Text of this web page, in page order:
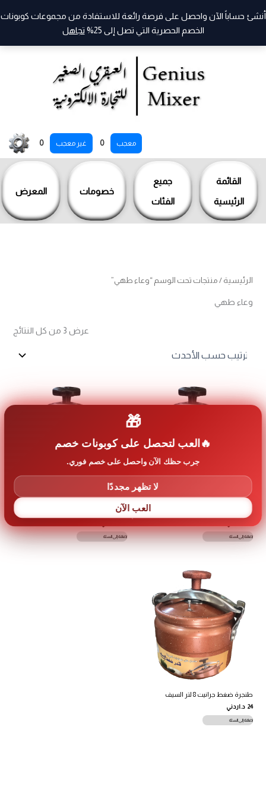
معجب 0 غير معجب 0
القائمة
الرئيسية
جميع
الفئات
خصومات المعرض
أنشئ حساباً الآن واحصل على فرصة رائعة للاستفادة من مجموعات كوبونات
الخصم الحصرية التي تصل إلى 25%
تجاهل
المحتوى
الرئيسية / منتجات تحت الوسم “وعاء طهي”
وعاء طهي
عرض ⁦3⁩ من كل النتائج
طنجرة ضغط المنيوم 25 لتر السيف
إضافة إلى السلة
طنجرة ضغط المنيوم 15 لتر السيف
إضافة إلى السلة
طنجرة ضغط جرانيت 8 لتر السيف
24 د.اردني
إضافة إلى السلة
🎁
العب لتحصل على كوبونات خصم
جرب حظك الآن واحصل على خصم فوري.
لا تظهر مجددًا
العب الآن